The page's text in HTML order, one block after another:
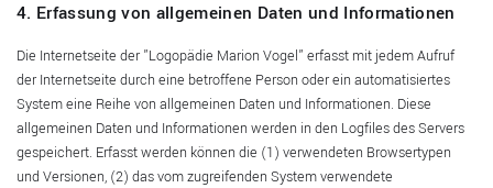
4. Erfassung von allgemeinen Daten und Informationen
Die Internetseite der "Logopädie Marion Vogel" erfasst mit jedem Aufruf
der Internetseite durch eine betroffene Person oder ein automatisiertes
System eine Reihe von allgemeinen Daten und Informationen. Diese
allgemeinen Daten und Informationen werden in den Logfiles des Servers
gespeichert. Erfasst werden können die (1) verwendeten Browsertypen
und Versionen, (2) das vom zugreifenden System verwendete